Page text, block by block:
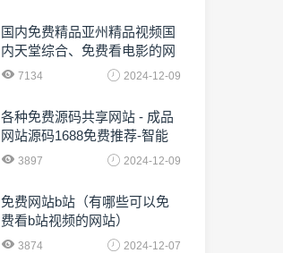
国内免费精品亚州精品视频国
内天堂综合、免费看电影的网
站有哪些啊
7134 2024-12-09
各种免费源码共享网站 - 成品
网站源码1688免费推荐-智能
化时代的挑战与机遇!
3897 2024-12-09
免费网站b站（有哪些可以免
费看b站视频的网站）
3874 2024-12-07